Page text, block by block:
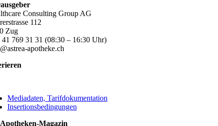
Consulting Group AG
112
Zug
41 769 31 31 (08:30 – 16:30 Uhr)
apotheke.ch
Mediadaten, Tarifdokumentation
Insertionsbedingungen
Magazin